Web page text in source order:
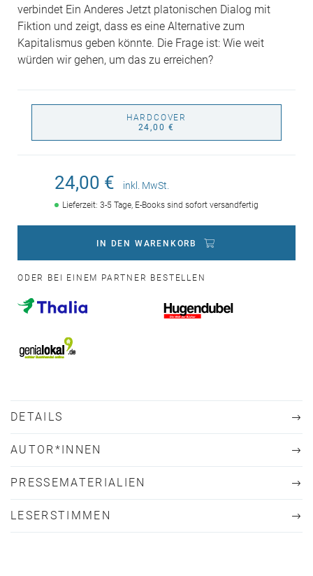
verbindet Ein Anderes Jetzt platonischen Dialog mit
Fiktion und zeigt, dass es eine Alternative zum
Kapitalismus geben könnte. Die Frage ist: Wie weit
würden wir gehen, um das zu erreichen?
HARDCOVER
24,00 €
24,00 € inkl. MwSt.
Lieferzeit: 3-5 Tage, E-Books sind sofort versandfertig
IN DEN WARENKORB
ODER BEI EINEM PARTNER BESTELLEN
DETAILS
AUTOR*INNEN
PRESSEMATERIALIEN
LESERSTIMMEN